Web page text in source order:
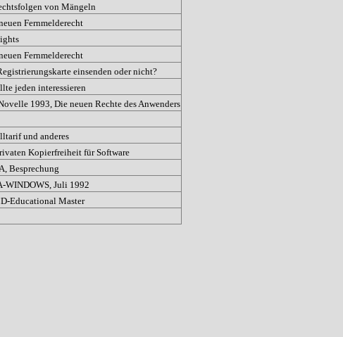
von Mängeln
Fernmelderecht
Fernmelderecht
einsenden oder nicht?
jeden interessieren
1993, Die neuen Rechte des Anwenders
und anderes
Kopierfreiheit für Software
Besprechung
WINDOWS, Juli 1992
Educational Master